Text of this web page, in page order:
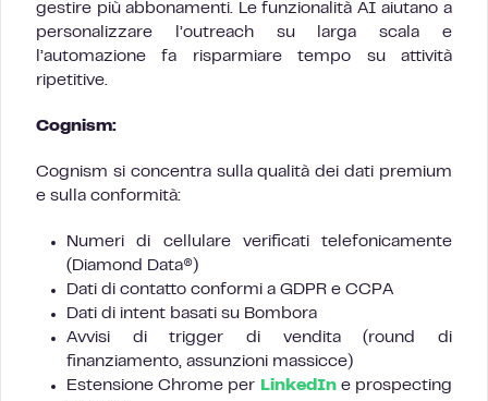
gestire più abbonamenti. Le funzionalità AI aiutano a
personalizzare l’outreach su larga scala e
l’automazione fa risparmiare tempo su attività
ripetitive.
Cognism:
Cognism si concentra sulla qualità dei dati premium
e sulla conformità:
Numeri di cellulare verificati telefonicamente
(Diamond Data®)
Dati di contatto conformi a GDPR e CCPA
Dati di intent basati su Bombora
Avvisi di trigger di vendita (round di
finanziamento, assunzioni massicce)
Estensione Chrome per LinkedIne prospecting